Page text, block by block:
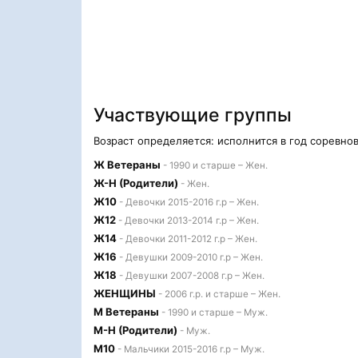
Участвующие группы
Возраст определяется: исполнится в год
Ж Ветераны - 1990 и старше – Жен.
Ж-Н (Родители) - Жен.
Ж10 - Девочки 2015-2016 г.р – Жен.
Ж12 - Девочки 2013-2014 г.р – Жен.
Ж14 - Девочки 2011-2012 г.р – Жен.
Ж16 - Девушки 2009-2010 г.р – Жен.
Ж18 - Девушки 2007-2008 г.р – Жен.
ЖЕНЩИНЫ - 2006 г.р. и старше – Жен.
М Ветераны - 1990 и старше – Муж.
М-Н (Родители) - Муж.
М10 - Мальчики 2015-2016 г.р – Муж.